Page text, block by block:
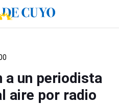
a un periodista
aire por radio